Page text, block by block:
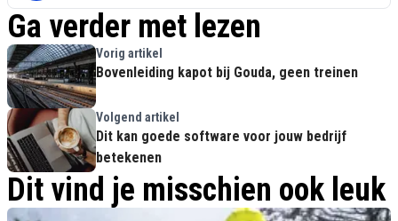
Ga verder met lezen
Vorig artikel
Bovenleiding kapot bij Gouda, geen treinen
Volgend artikel
Dit kan goede software voor jouw bedrijf
betekenen
Dit vind je misschien ook leuk